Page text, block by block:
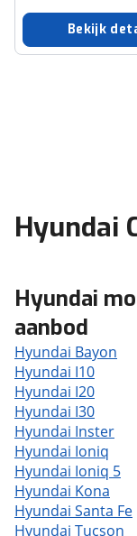
Bekijk
Hyundai
Hyundai
aanbod
Hyundai Bayon
Hyundai I10
Hyundai I20
Hyundai I30
Hyundai Inster
Hyundai Ioniq
Hyundai Ioniq 5
Hyundai Kona
Hyundai Santa Fe
Hyundai Tucson